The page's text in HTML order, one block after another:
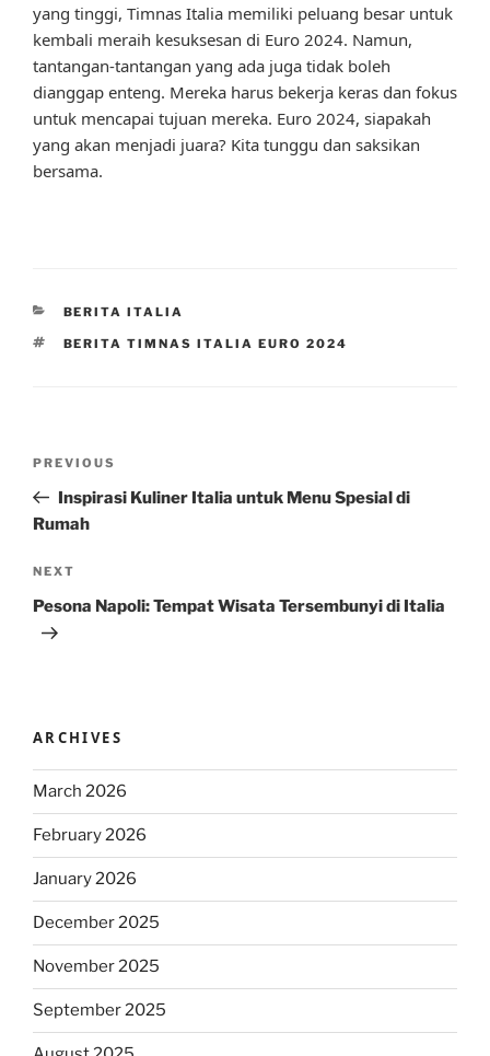
yang tinggi, Timnas Italia memiliki peluang besar untuk
kembali meraih kesuksesan di Euro 2024. Namun,
tantangan-tantangan yang ada juga tidak boleh
dianggap enteng. Mereka harus bekerja keras dan fokus
untuk mencapai tujuan mereka. Euro 2024, siapakah
yang akan menjadi juara? Kita tunggu dan saksikan
bersama.
CATEGORIES
BERITA ITALIA
TAGS
BERITA TIMNAS ITALIA EURO 2024
Previous
Post
PREVIOUS
Inspirasi Kuliner Italia untuk Menu Spesial di
Rumah
Next
Post
NEXT
Pesona Napoli: Tempat Wisata Tersembunyi di Italia
ARCHIVES
March 2026
February 2026
January 2026
December 2025
November 2025
September 2025